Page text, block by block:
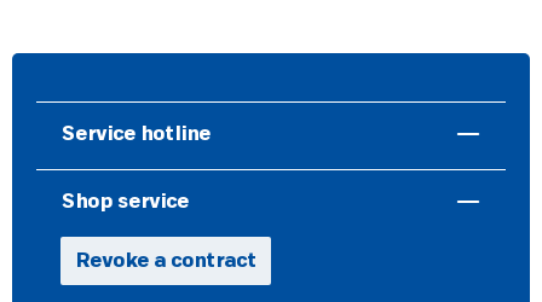
Service hotline
Shop service
Revoke a contract